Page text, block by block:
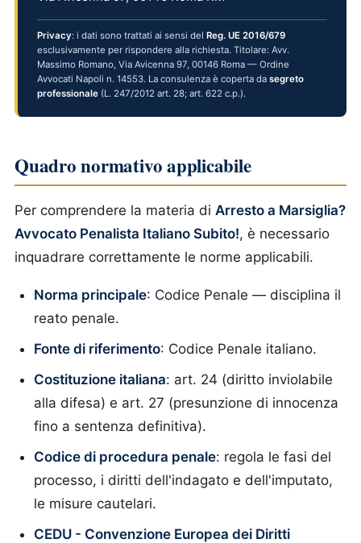
Privacy: i dati sono trattati ai sensi del Reg. UE 2016/679
esclusivamente per rispondere alla richiesta. Titolare: Avv.
Massimo Romano, Via Avicenna 97, 00146 Roma — Ordine
Avvocati Napoli n. 14553. La consulenza è coperta da segreto
professionale (L. 247/2012 art. 28; art. 622 c.p.).
Quadro normativo applicabile
Per comprendere la materia di Arresto a Marsiglia?
Avvocato Penalista Italiano Subito!, è necessario
inquadrare correttamente le norme applicabili.
Norma principale: Codice Penale — disciplina il
reato penale.
Fonte di riferimento: Codice Penale italiano.
Costituzione italiana: art. 24 (diritto inviolabile
alla difesa) e art. 27 (presunzione di innocenza
fino a sentenza definitiva).
Codice di procedura penale: regola le fasi del
processo, i diritti dell'indagato e dell'imputato,
le misure cautelari.
CEDU - Convenzione Europea dei Diritti